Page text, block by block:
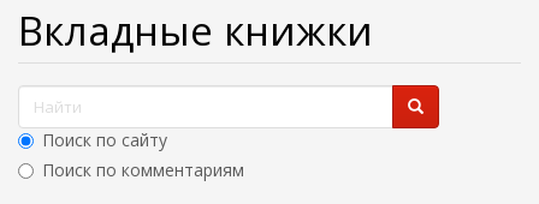
a
Вкладные книжки
Ф
о
р
Поиск по сайту
Поиск по комментариям